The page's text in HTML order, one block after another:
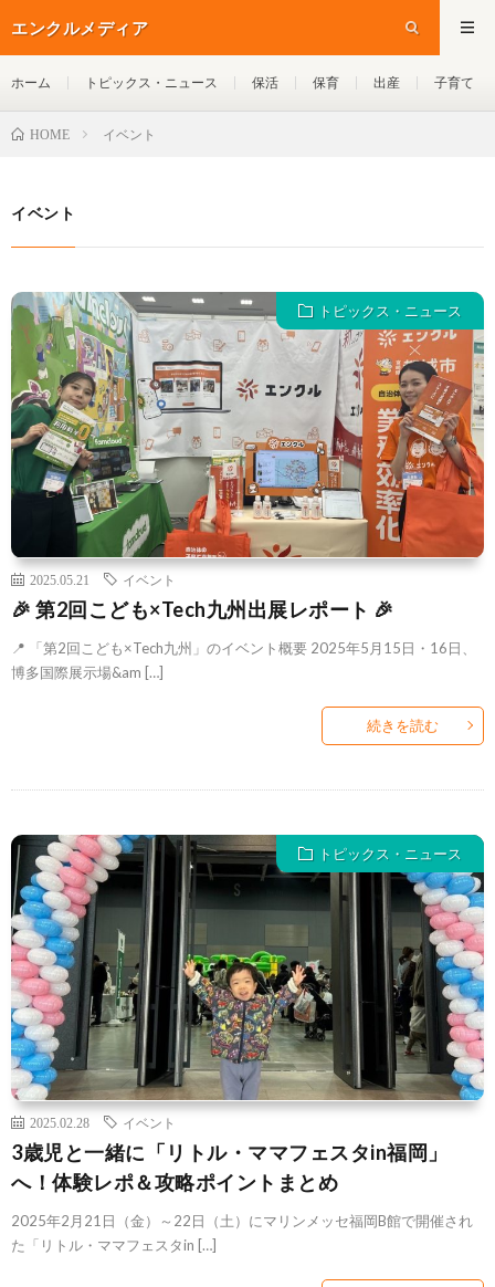
エンクルメディア
ホーム トピックス・ニュース 保活 保育 出産 子育て
HOME イベント
イベント
トピックス・ニュース
2025.05.21 イベント
🎉 第2回こども×Tech九州出展レポート 🎉
📍 「第2回こども×Tech九州」のイベント概要 2025年5月15日・16日、
博多国際展示場&am […]
続きを読む
トピックス・ニュース
2025.02.28 イベント
3歳児と一緒に「リトル・ママフェスタin福岡」
へ！体験レポ＆攻略ポイントまとめ
2025年2月21日（金）～22日（土）にマリンメッセ福岡B館で開催され
た「リトル・ママフェスタin […]